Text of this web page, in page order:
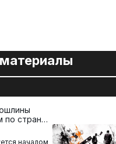
странам
началом